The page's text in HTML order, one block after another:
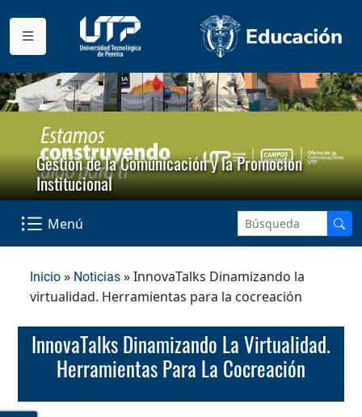
Gestión de la Comunicación y la Promoción
Institucional
Menú
Inicio » Noticias » InnovaTalks Dinamizando la
virtualidad. Herramientas para la cocreación
InnovaTalks Dinamizando La Virtualidad.
Herramientas Para La Cocreación